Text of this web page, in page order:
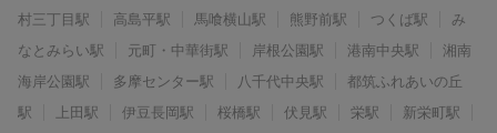
村三丁目駅
高島平駅 馬喰横山駅 熊野前駅 つくば駅
み
なとみらい駅
元町・中華街駅 岸根公園駅 港南中央駅
湘南
海岸公園駅
多摩センター駅 八千代中央駅
都筑ふれあいの丘
駅
上田駅 伊豆長岡駅 桜橋駅 伏見駅 栄駅
新栄町駅